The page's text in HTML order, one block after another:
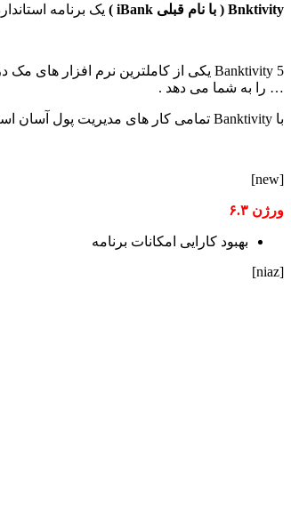
Bnktivity ( با نام قبلی iBank ) یک برنامه
… را به شما می دهد .
با Banktivity تمامی کار های مدیریت پول آسان است و تنها با چند کلیک همه کار ها انجام می شود . شما قادر به ساخت قدرتمند و داینامیک گزارش خرج هستید .
[new]
ورژن ۶.۳
بهبود کارایی امکانات برنامه
[niaz]